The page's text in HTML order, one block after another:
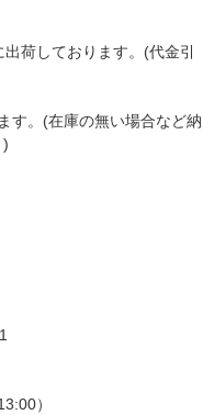
荷しております。(代金引
す。(在庫の無い場合など納
)
）